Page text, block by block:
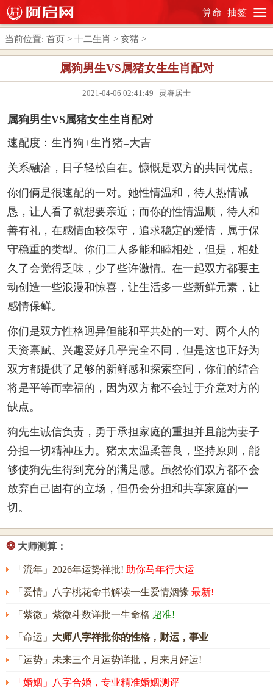
算命 抽签
当前位置: 首页 > 十二生肖 > 亥猪 >
属狗男生VS属猪女生生肖配对
2021-04-06 02:41:49 灵睿居士
属狗男生VS属猪女生生肖配对
速配度：生肖狗+生肖猪=大吉
关系融洽，日子轻松自在。慷慨是双方的共同优点。
你们俩是很速配的一对。她性情温和，待人热情诚
恳，让人看了就想要亲近；而你的性情温顺，待人和
善有礼，在感情面较保守，追求稳定的爱情，属于保
守稳重的类型。你们二人多能和睦相处，但是，相处
久了会觉得乏味，少了些许激情。在一起双方都要主
动创造一些浪漫和惊喜，让生活多一些新鲜元素，让
感情保鲜。
你们是双方性格迥异但能和平共处的一对。两个人的
天资禀赋、兴趣爱好几乎完全不同，但是这也正好为
双方都提供了足够的新鲜感和探索空间，你们的结合
将是平等而幸福的，因为双方都不会过于介意对方的
缺点。
狗先生诚信负责，勇于承担家庭的重担并且能为妻子
分担一切精神压力。猪太太温柔善良，坚持原则，能
够使狗先生得到充分的满足感。虽然你们双方都不会
放弃自己固有的立场，但仍会分担和共享家庭的一
切。
❂ 大师测算：
「流年」2026年运势祥批! 助你马年行大运
「爱情」八字桃花命书解读一生爱情姻缘 最新!
「紫微」紫微斗数详批一生命格 超准!
「命运」 大师八字祥批你的性格，财运，事业
「运势」未来三个月运势详批，月来月好运!
「婚姻」八字合婚，专业精准婚姻测评